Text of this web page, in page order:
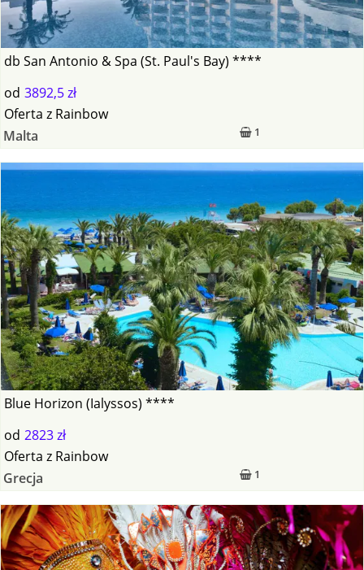
db San Antonio & Spa (St. Paul's Bay) ****
od 3892,5 zł
1
Oferta z Rainbow
Malta
Blue Horizon (Ialyssos) ****
od 2823 zł
1
Oferta z Rainbow
Grecja